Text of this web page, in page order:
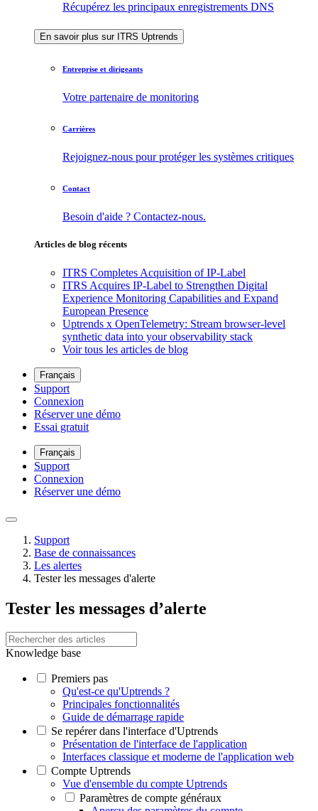
Récupérez les principaux enregistrements DNS
En savoir plus sur ITRS Uptrends
Entreprise et dirigeants
Votre partenaire de monitoring
Carrières
Rejoignez-nous pour protéger les systèmes critiques
Contact
Besoin d'aide ? Contactez-nous.
Articles de blog récents
ITRS Completes Acquisition of IP-Label
ITRS Acquires IP-Label to Strengthen Digital
Experience Monitoring Capabilities and Expand
European Presence
Uptrends x OpenTelemetry: Stream browser-level
synthetic data into your observability stack
Voir tous les articles de blog
Français
Support
Connexion
Réserver une démo
Essai gratuit
Français
Support
Connexion
Réserver une démo
Support
Base de connaissances
Les alertes
Tester les messages d'alerte
Tester les messages d’alerte
Knowledge base
Premiers pas
Qu'est-ce qu'Uptrends ?
Principales fonctionnalités
Guide de démarrage rapide
Se repérer dans l'interface d'Uptrends
Présentation de l'interface de l'application
Interfaces classique et moderne de l'application web
Compte Uptrends
Vue d'ensemble du compte Uptrends
Paramètres de compte généraux